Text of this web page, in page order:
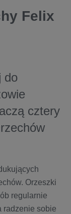
Felix
do
cztery
Orzeszki
regularnie
radzenie sobie